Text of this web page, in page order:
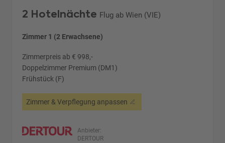
2 Hotelnächte Flug ab Wien (VIE)
Zimmer 1 (2 Erwachsene)
Zimmerpreis ab € 998,-
Doppelzimmer Premium (DM1)
Frühstück (F)
Zimmer & Verpflegung anpassen
Anbieter:
DERTOUR